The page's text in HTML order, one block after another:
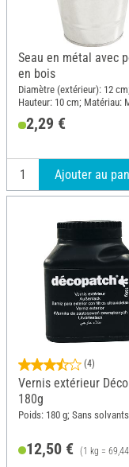
Seau en métal avec
en bois
Diamètre (extérieur): 12 cm;
Hauteur: 10 cm; Matériau:
2,29 €
Ajouter au
(4)
Vernis extérieur
180g
Poids: 180 g; Sans solvants
12,50 € (1 kg =